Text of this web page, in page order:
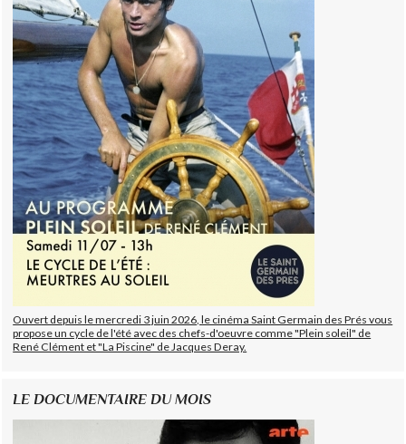
Ouvert depuis le mercredi 3 juin 2026, le cinéma Saint Germain des Prés vous
propose un cycle de l'été avec des chefs-d'oeuvre comme "Plein soleil" de
René Clément et "La Piscine" de Jacques Deray.
LE DOCUMENTAIRE DU MOIS